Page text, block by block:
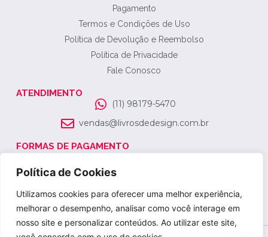
Política de Cookies
Utilizamos cookies para oferecer uma melhor experiência,
melhorar o desempenho, analisar como você interage em
nosso site e personalizar conteúdos. Ao utilizar este site,
Pagamento
Termos e Condições de Uso
Política de Devolução e Reembolso
Política de Privacidade
Fale Conosco
ATENDIMENTO
(11) 98179-5470
vendas@livrosdedesign.com.br
FORMAS DE PAGAMENTO
SELO DE SEGURANÇA